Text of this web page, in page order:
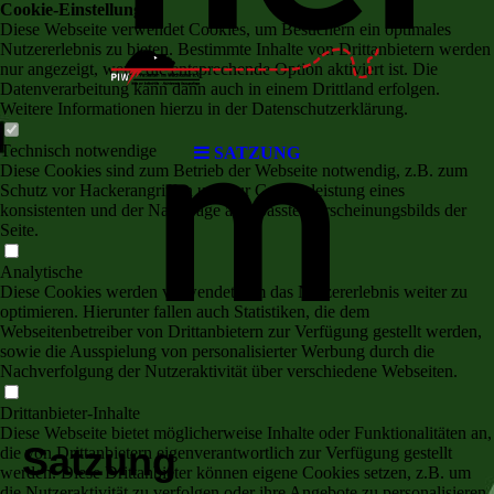
SATZUNG
m
Satzung
Cookie-Einstellungen
Diese Webseite verwendet Cookies, um Besuchern ein optimales
Nutzererlebnis zu bieten. Bestimmte Inhalte von Drittanbietern werden
nur angezeigt, wenn die entsprechende Option aktiviert ist. Die
Datenverarbeitung kann dann auch in einem Drittland erfolgen.
Weitere Informationen hierzu in der Datenschutzerklärung.
Technisch notwendige
Diese Cookies sind zum Betrieb der Webseite notwendig, z.B. zum
Schutz vor Hackerangriffen und zur Gewährleistung eines
konsistenten und der Nachfrage angepassten Erscheinungsbilds der
Seite.
Analytische
Diese Cookies werden verwendet, um das Nutzererlebnis weiter zu
optimieren. Hierunter fallen auch Statistiken, die dem
Webseitenbetreiber von Drittanbietern zur Verfügung gestellt werden,
sowie die Ausspielung von personalisierter Werbung durch die
Nachverfolgung der Nutzeraktivität über verschiedene Webseiten.
Drittanbieter-Inhalte
Diese Webseite bietet möglicherweise Inhalte oder Funktionalitäten an,
die von Drittanbietern eigenverantwortlich zur Verfügung gestellt
werden. Diese Drittanbieter können eigene Cookies setzen, z.B. um